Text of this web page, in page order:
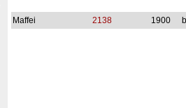
Maffei 2138 1900